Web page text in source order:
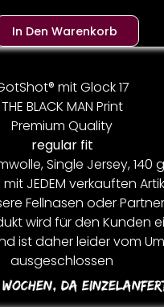
In Den Warenkorb
mit Glock 17
THE BLACK MAN Print
Premium Quality
regular fit
Single Jersey, 140
JEDEM verkauften
Fellnasen oder Partner
wird für den Kunden
ist daher leider vom
ausgeschlossen
Wochen, Da